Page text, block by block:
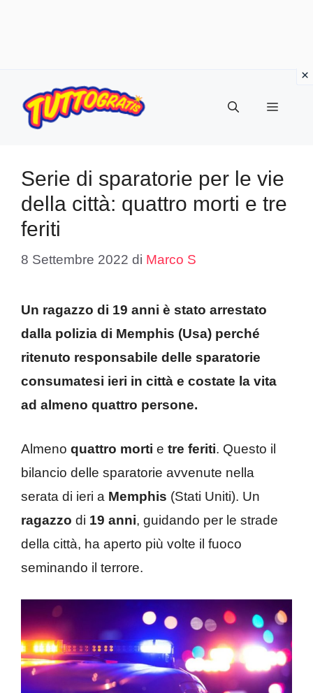
contenuto
Menu
Serie di sparatorie per le vie
della città: quattro morti e tre
feriti
8 Settembre 2022 di Marco S
Un ragazzo di 19 anni è stato arrestato
dalla polizia di Memphis (Usa) perché
ritenuto responsabile delle sparatorie
consumatesi ieri in città e costate la vita
ad almeno quattro persone.
Almeno quattro morti e tre feriti. Questo il
bilancio delle sparatorie avvenute nella
serata di ieri a Memphis (Stati Uniti). Un
ragazzo di 19 anni, guidando per le strade
della città, ha aperto più volte il fuoco
seminando il terrore.